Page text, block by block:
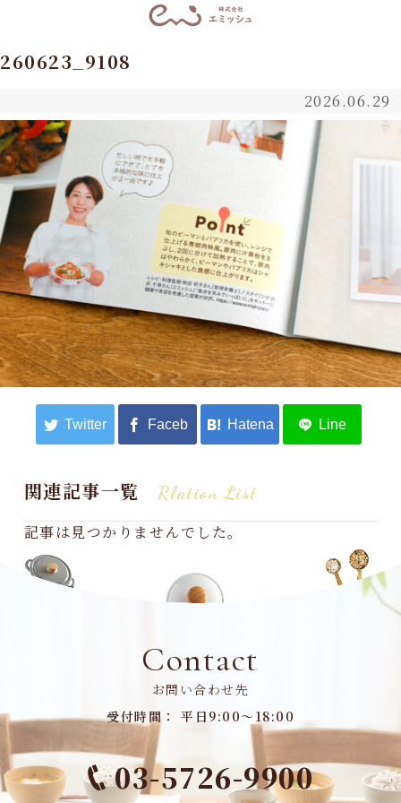
260623_9108
2026.06.29
関連記事一覧 Rlation List
記事は見つかりませんでした。
Contact
お問い合わせ先
受付時間： 平日9:00～18:00
03-5726-9900